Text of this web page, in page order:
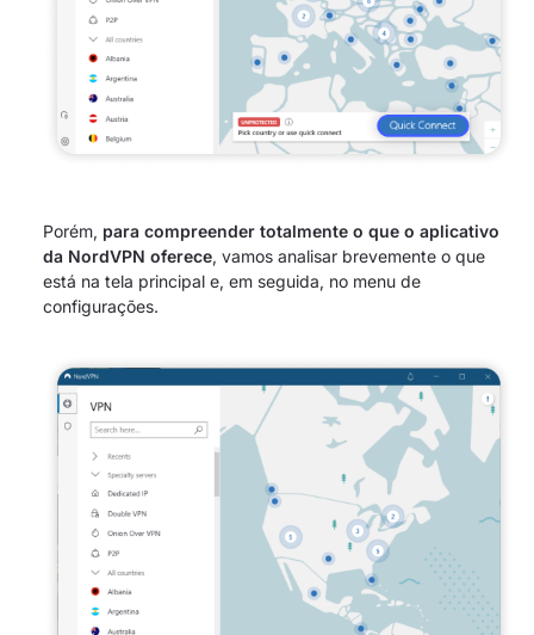
Porém, para compreender totalmente o que o aplicativo
da NordVPN oferece, vamos analisar brevemente o que
está na tela principal e, em seguida, no menu de
configurações.